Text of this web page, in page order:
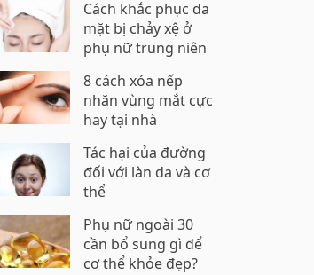
Cách khắc phục da
mặt bị chảy xệ ở
phụ nữ trung niên
8 cách xóa nếp
nhăn vùng mắt cực
hay tại nhà
Tác hại của đường
đối với làn da và cơ
thể
Phụ nữ ngoài 30
cần bổ sung gì để
cơ thể khỏe đẹp?